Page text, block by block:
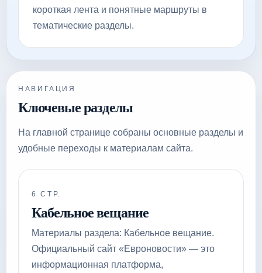
короткая лента и понятные маршруты в
тематические разделы.
НАВИГАЦИЯ
Ключевые разделы
На главной странице собраны основные разделы и
удобные переходы к материалам сайта.
6 СТР.
Кабельное вещание
Материалы раздела: Кабельное вещание.
Официальный сайт «Евроновости» — это
информационная платформа,